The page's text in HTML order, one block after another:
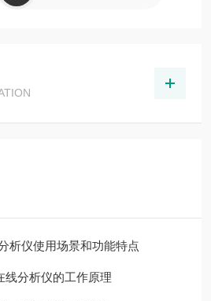
析仪使用场景和功能特点
线分析仪的工作原理